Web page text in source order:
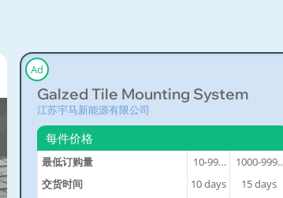
Ad
Galzed Tile Mounting System
江苏宇马新能源有限公司
每件价格
最低订购量
10-999
1000-9999
交货时间 10days 15days